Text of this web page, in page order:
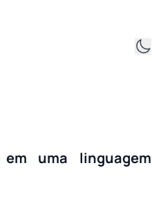
uma linguagem